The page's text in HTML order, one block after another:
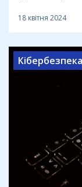
18 квітня 2024
Кібербезпека